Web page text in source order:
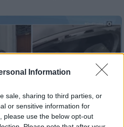
Information
sale, sharing to third parties, or
or sensitive information for
please use the below opt-out